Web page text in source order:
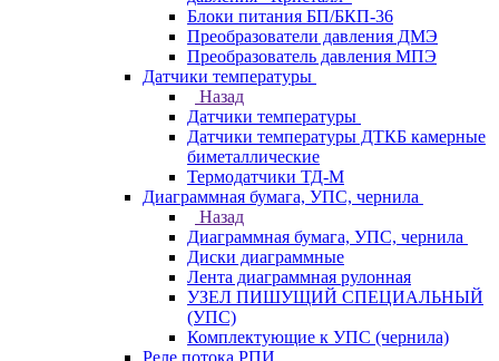
Блоки питания БП/БКП-36
Преобразователи давления ДМЭ
Преобразователь давления МПЭ
Датчики температуры
Назад
Датчики температуры
Датчики температуры ДТКБ камерные
биметаллические
Термодатчики ТД-М
Диаграммная бумага, УПС, чернила
Назад
Диаграммная бумага, УПС, чернила
Диски диаграммные
Лента диаграммная рулонная
УЗЕЛ ПИШУЩИЙ СПЕЦИАЛЬНЫЙ
(УПС)
Комплектующие к УПС (чернила)
Реле потока РПИ